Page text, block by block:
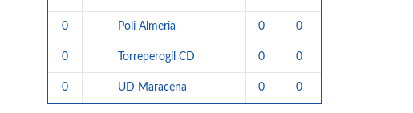
0 Poli Almeria 0 0
0 Torreperogil CD 0 0
0 UD Maracena 0 0